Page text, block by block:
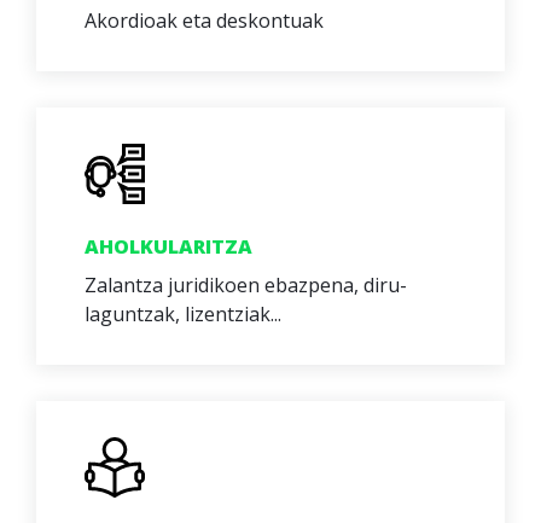
Akordioak eta deskontuak
AHOLKULARITZA
Zalantza juridikoen ebazpena, diru-
laguntzak, lizentziak...